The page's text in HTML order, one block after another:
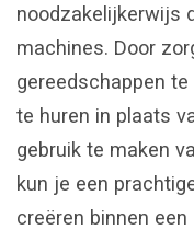
noodzakelijkerwijs
machines. Door
gereedschappen
te huren in plaats
gebruik te maken
kun je een
creëren binnen